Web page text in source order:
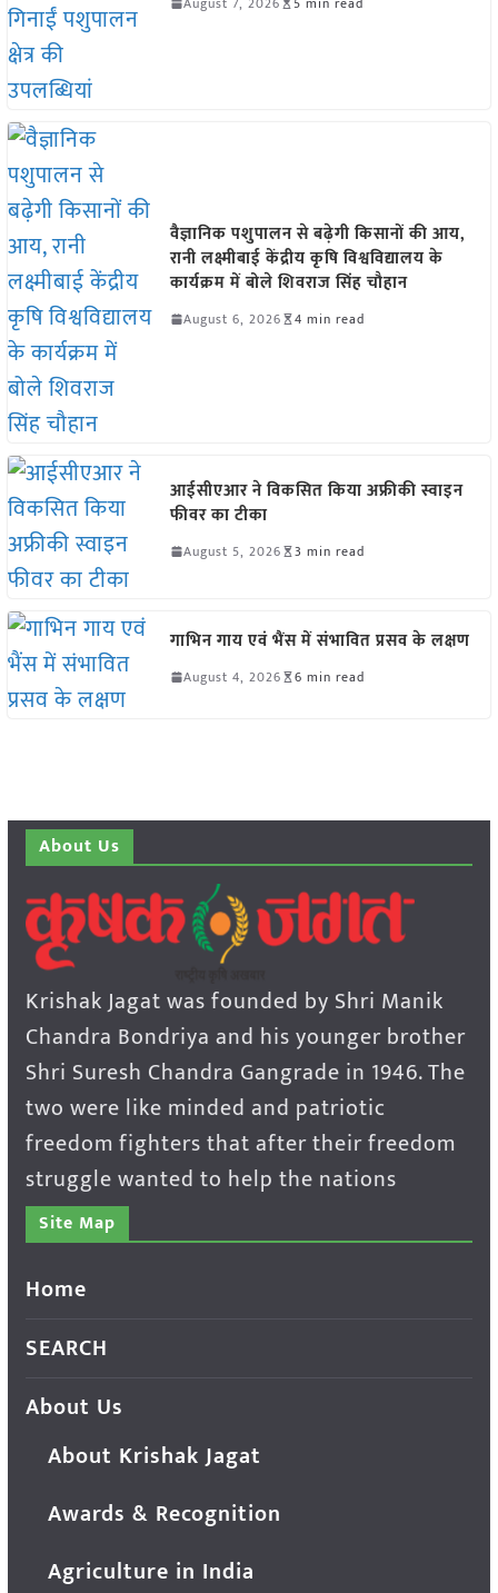
वैज्ञानिक पशुपालन से बढ़ेगी किसानों की आय,
रानी लक्ष्मीबाई केंद्रीय कृषि विश्वविद्यालय के
कार्यक्रम में बोले शिवराज सिंह चौहान
August 6, 2026 4 min read
आईसीएआर ने विकसित किया अफ्रीकी स्वाइन
फीवर का टीका
August 5, 2026 3 min read
गाभिन गाय एवं भैंस में संभावित प्रसव के लक्षण
August 4, 2026 6 min read
About Us
Krishak Jagat was founded by Shri Manik
Chandra Bondriya and his younger brother
Shri Suresh Chandra Gangrade in 1946. The
two were like minded and patriotic
freedom fighters that after their freedom
struggle wanted to help the nations
Site Map
Home
SEARCH
About Us
About Krishak Jagat
Awards & Recognition
Agriculture in India